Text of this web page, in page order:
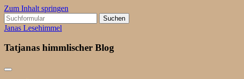
Zum Inhalt springen
Suchen
nach:
Janas Lesehimmel
Tatjanas himmlischer Blog